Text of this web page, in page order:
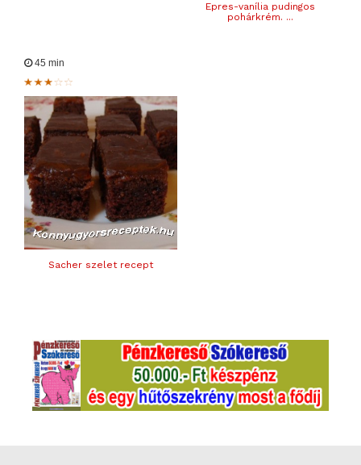
Epres-vanília pudingos
pohárkrém. ...
45 min
Sacher szelet recept